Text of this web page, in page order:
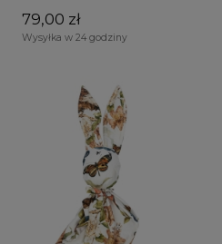
79,00 zł
Wysyłka w 24 godziny